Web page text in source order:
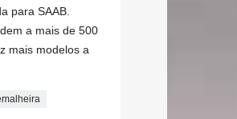
para SAAB.
a mais de 500
mais modelos a